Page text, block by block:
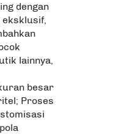
dengan
eksklusif,
lainnya,
besar
Proses